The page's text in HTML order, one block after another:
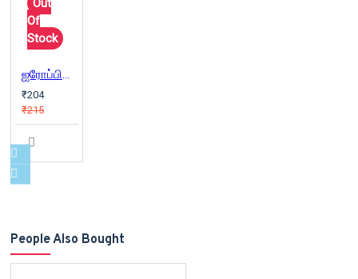
Out
Of
Stock
ஐரோப்பியத் தத்துவங்கள்
₹204
₹215
People Also Bought